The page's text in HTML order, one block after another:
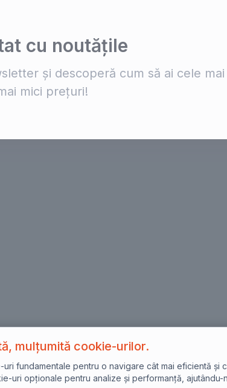
cu noutățile
și descoperă cum să ai cele mai
mici prețuri!
mulțumită cookie-urilor.
fundamentale pentru o navigare cât mai eficientă și
uri opționale pentru analize și performanță, ajutându-